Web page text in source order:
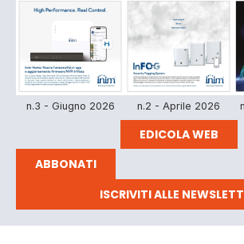
n.3 - Giugno 2026 n.2 - Aprile 2026
EDICOLA WEB
ABBONATI
ISCRIVITI ALLE